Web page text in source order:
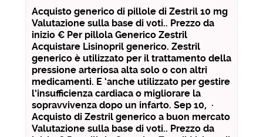
Acquisto generico di pillole di Zestril 10 mg
Valutazione sulla base di voti.. Prezzo da
inizio € Per pillola Generico Zestril
Acquistare Lisinopril generico. Zestril
generico è utilizzato per il trattamento della
pressione arteriosa alta solo o con altri
medicamenti. E ‘anche utilizzato per gestire
l’insufficienza cardiaca o migliorare la
sopravvivenza dopo un infarto. Sep 10, ·
Acquisto di Zestril generico a buon mercato
Valutazione sulla base di voti.. Prezzo da